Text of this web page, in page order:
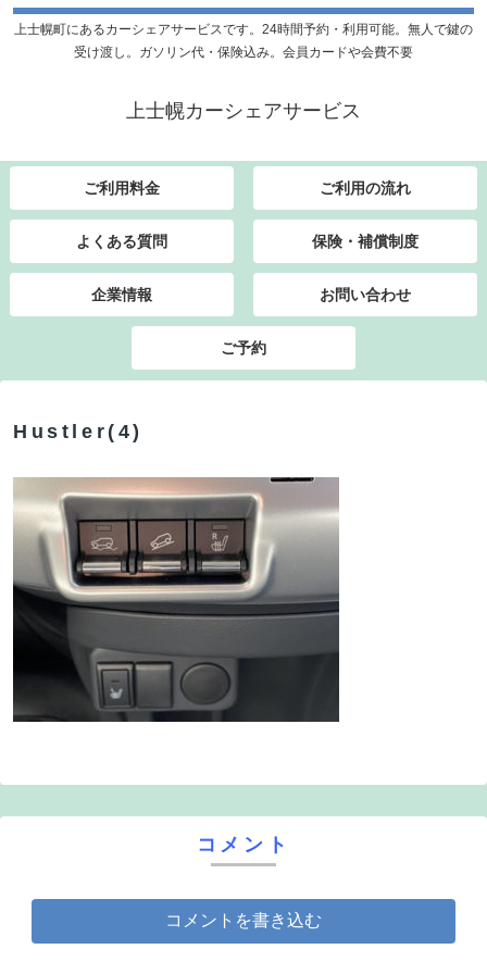
上士幌町にあるカーシェアサービスです。24時間予約・利用可能。無人で鍵の
受け渡し。ガソリン代・保険込み。会員カードや会費不要
上士幌カーシェアサービス
ご利用料金 ご利用の流れ
よくある質問 保険・補償制度
企業情報 お問い合わせ
ご予約
Hustler(4)
コメント
コメントを書き込む